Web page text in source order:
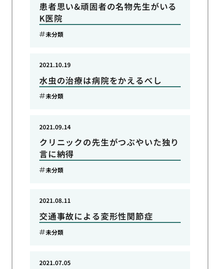
患者思い&頑固者の名物先生がいる
K医院
未分類
水虫の治療は病院をかえるべし
2021.10.19
未分類
クリニックの先生がつぶやいた独り
言に納得
2021.09.14
未分類
交通事故による変形性関節症
2021.08.11
未分類
2021.07.05